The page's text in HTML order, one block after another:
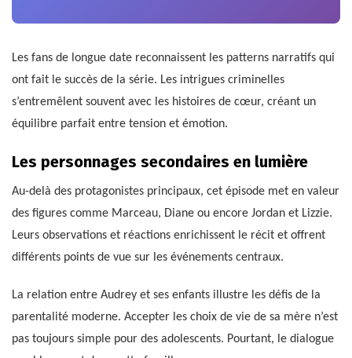
Les fans de longue date reconnaissent les patterns narratifs qui
ont fait le succès de la série. Les intrigues criminelles
s’entremêlent souvent avec les histoires de cœur, créant un
équilibre parfait entre tension et émotion.
Les personnages secondaires en lumière
Au-delà des protagonistes principaux, cet épisode met en valeur
des figures comme Marceau, Diane ou encore Jordan et Lizzie.
Leurs observations et réactions enrichissent le récit et offrent
différents points de vue sur les événements centraux.
La relation entre Audrey et ses enfants illustre les défis de la
parentalité moderne. Accepter les choix de vie de sa mère n’est
pas toujours simple pour des adolescents. Pourtant, le dialogue